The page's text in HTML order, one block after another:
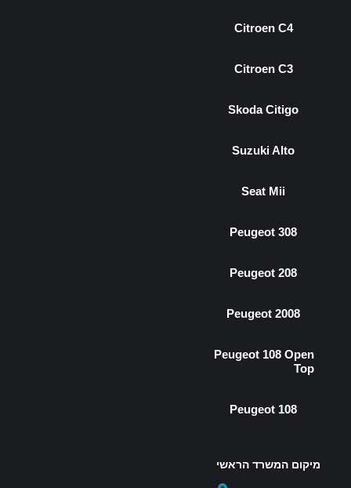
Citroen C4
Citroen C3
Skoda Citigo
Suzuki Alto
Seat Mii
Peugeot 308
Peugeot 208
Peugeot 2008
Peugeot 108 Open
Top
Peugeot 108
מיקום המשרד הראשי